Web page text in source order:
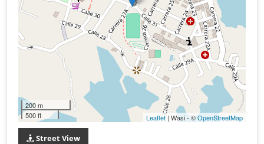
200 m
500 ft
Leaflet | Wasi - ©OpenStreetMap
Street View